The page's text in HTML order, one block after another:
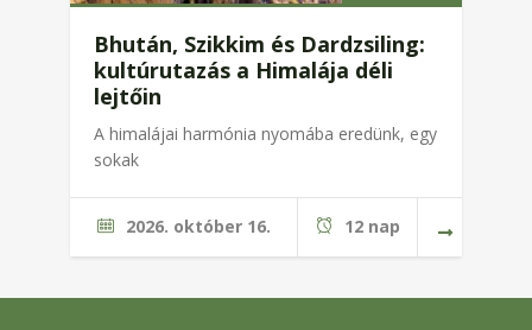
Bhután, Szikkim és Dardzsiling:
kultúrutazás a Himalája déli
lejtőin
A himalájai harmónia nyomába eredünk, egy
sokak
2026. október 16. 12 nap